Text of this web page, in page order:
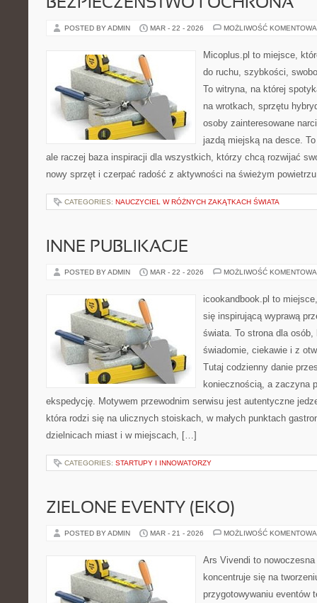
BEZPIECZEŃSTWO I OCHRONA
POSTED BY ADMIN MAR - 22 - 2026 MOŻLIWOŚĆ
Micoplus.pl to miejsce,
do ruchu, szybkości,
To witryna, na której
na wrotkach, sprzętu
osoby zainteresowane
jazdą miejską na desce.
ale raczej baza inspiracji dla wszystkich, którzy chcą rozwijać
nowy sprzęt i czerpać radość z aktywności na świeżym
CATEGORIES: NAUCZYCIEL W RÓŻNYCH ZAKĄTKACH ŚWIATA
INNE PUBLIKACJE
POSTED BY ADMIN MAR - 22 - 2026 MOŻLIWOŚĆ
icookandbook.pl to
się inspirującą wyprawą
świata. To strona dla
świadomie, ciekawie i z
Tutaj codzienny danie
koniecznością, a zaczyna
ekspedycję. Motywem przewodnim serwisu jest autentyczne
która rodzi się na ulicznych stoiskach, w małych punktach
dzielnicach miast i w miejscach, […]
CATEGORIES: STARTUPY I INNOWATORZY
ZIELONE EVENTY (EKO)
POSTED BY ADMIN MAR - 21 - 2026 MOŻLIWOŚĆ
Ars Vivendi to
koncentruje się na
przygotowywaniu eventów